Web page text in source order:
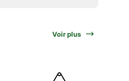
Voir plus